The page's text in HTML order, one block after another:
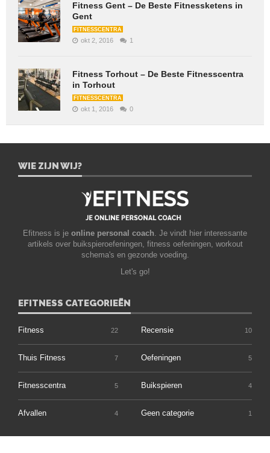
Fitness Gent – De Beste Fitnessketens in
Gent
FITNESSCENTRA
okt 2, 2016 1
Fitness Torhout – De Beste Fitnesscentra
in Torhout
FITNESSCENTRA
okt 1, 2016 0
WIE ZIJN WIJ?
Efitness is je online personal coach. Je vindt hier interessante
artikels over buikspieroefeningen, fitness oefeningen, workout
schema's en gezonde voeding.
Let's go!
EFITNESS CATEGORIEËN
Fitness 22 Recensie 10
Thuis Fitness 7 Oefeningen 5
Fitnesscentra 5 Buikspieren 4
Afvallen 4 Geen categorie 1